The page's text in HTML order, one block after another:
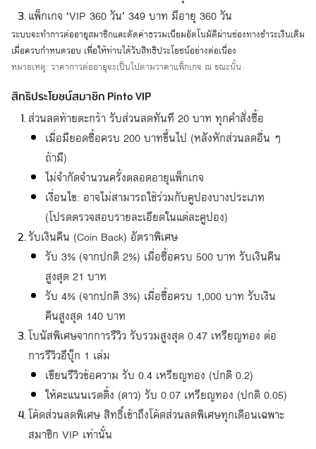
แพ็กเกจ ‘VIP 360 วัน’ 349 บาท มีอายุ 360 วัน
ระบบจะทำการต่ออายุสมาชิกและตัดค่าธรรมเนียมอัตโนมัติผ่านช่องทางชำระเงินเดิม
เมื่อครบกำหนดรอบ เพื่อให้ท่านได้รับสิทธิประโยชน์อย่างต่อเนื่อง
หมายเหตุ: ราคาการต่ออายุจะเป็นไปตามราคาแพ็กเกจ ณ ขณะนั้น
สิทธิประโยชน์สมาชิก Pinto VIP
ส่วนลดท้ายตะกร้า รับส่วนลดทันที 20 บาท ทุกคำสั่งซื้อ
เมื่อมียอดซื้อครบ 200 บาทขึ้นไป (หลังหักส่วนลดอื่น ๆ
ถ้ามี)
ไม่จำกัดจำนวนครั้งตลอดอายุแพ็กเกจ
เงื่อนไข: อาจไม่สามารถใช้ร่วมกับคูปองบางประเภท
(โปรดตรวจสอบรายละเอียดในแต่ละคูปอง)
รับเงินคืน (Coin Back) อัตราพิเศษ
รับ 3% (จากปกติ 2%) เมื่อซื้อครบ 500 บาท รับเงินคืน
สูงสุด 21 บาท
รับ 4% (จากปกติ 3%) เมื่อซื้อครบ 1,000 บาท รับเงิน
คืนสูงสุด 140 บาท
โบนัสพิเศษจากการรีวิว รับรวมสูงสุด 0.47 เหรียญทอง ต่อ
การรีวิวอีบุ๊ก 1 เล่ม
เขียนรีวิวข้อความ รับ 0.4 เหรียญทอง (ปกติ 0.2)
ให้คะแนนเรตติ้ง (ดาว) รับ 0.07 เหรียญทอง (ปกติ 0.05)
โค้ดส่วนลดพิเศษ สิทธิ์เข้าถึงโค้ดส่วนลดพิเศษทุกเดือนเฉพาะ
สมาชิก VIP เท่านั้น